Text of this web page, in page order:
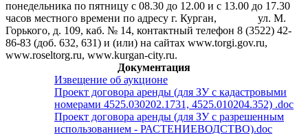
понедельника по пятницу с 08.30 до 12.00 и с 13.00 до 17.30
часов местного времени по адресу г. Курган, ул. М.
Горького, д. 109, каб. № 14, контактный телефон 8 (3522) 42-
86-83 (доб. 632, 631) и (или) на сайтах www.torgi.gov.ru,
www.roseltorg.ru, www.kurgan-city.ru.
Документация
Извещение об аукционе
Проект договора аренды (для ЗУ с кадастровыми
номерами 4525.030202.1731, 4525.010204.352) .doc
Проект договора аренды (для ЗУ с разрешенным
использованием - РАСТЕНИЕВОДСТВО).doc